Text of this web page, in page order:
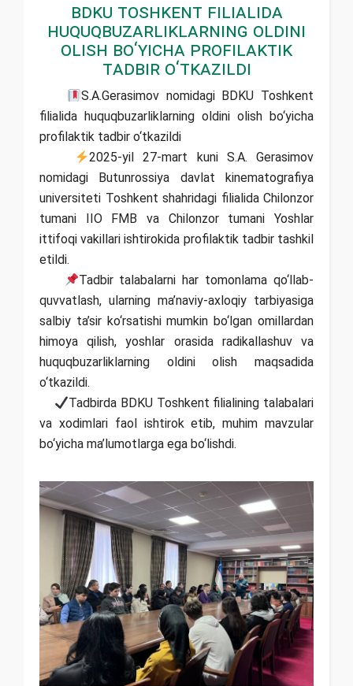
BDKU Toshkent filialida
huquqbuzarliklarning oldini
olish bo‘yicha profilaktik
tadbir o‘tkazildi
S.A.Gerasimov nomidagi BDKU Toshkent
filialida huquqbuzarliklarning oldini olish bo‘yicha
profilaktik tadbir o‘tkazildi
2025-yil 27-mart kuni S.A. Gerasimov
nomidagi Butunrossiya davlat kinematografiya
universiteti Toshkent shahridagi filialida Chilonzor
tumani IIO FMB va Chilonzor tumani Yoshlar
ittifoqi vakillari ishtirokida profilaktik tadbir tashkil
etildi.
Tadbir talabalarni har tomonlama qo‘llab-
quvvatlash, ularning ma’naviy-axloqiy tarbiyasiga
salbiy ta’sir ko‘rsatishi mumkin bo‘lgan omillardan
himoya qilish, yoshlar orasida radikallashuv va
huquqbuzarliklarning oldini olish maqsadida
o‘tkazildi.
Tadbirda BDKU Toshkent filialining talabalari
va xodimlari faol ishtirok etib, muhim mavzular
bo‘yicha ma’lumotlarga ega bo‘lishdi.